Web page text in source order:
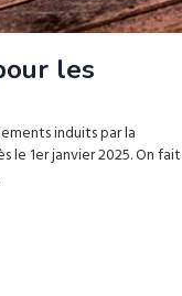
les
induits par la
le 1er janvier 2025. On fait